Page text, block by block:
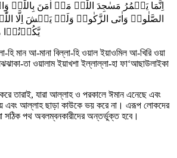
اِنَّمَا یَعۡمُرُ مَسٰجِدَ اللّٰہِ مَنۡ اٰمَنَ بِاللّٰہِ
الصَّلٰوۃَ وَاٰتَی الزَّکٰوۃَ وَلَمۡ یَخۡشَ اِلَّا
হি মান আ-মানা বিল্লা-হি ওয়াল ইয়াওমিল আ-খিরি ওয়া
তা ওয়ালাম ইয়াখশা ইল্লাল্লা-হা ফা‘আছাউলাইকা
তারাই, যারা আল্লাহ ও পরকালে ঈমান এনেছে এবং
এবং আল্লাহ ছাড়া কাউকে ভয় করে না। এরূপ লোকদের
সঠিক পথ অবলম্বনকারীদের অন্তর্ভুক্ত হবে।